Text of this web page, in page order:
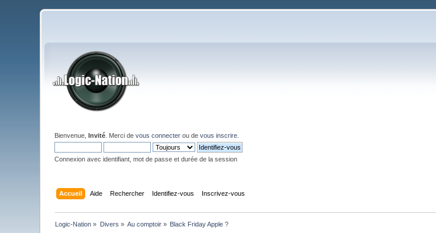
Bienvenue,Invité . Merci devous connecter ou devous inscrire
Connexion avec identifiant, mot de passe et durée de la session
Accueil Aide Rechercher Identifiez-vous Inscrivez-vous
Logic-Nation » Divers » Au comptoir » Black Friday Apple ?